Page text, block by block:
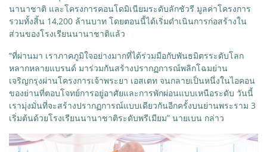
นานาชาติ และโครงการคอนโดมิเนียมระดับลักชัวรี มูลค่าโครงการ
รวมทั้งสิ้น 14,200 ล้านบาท โดยตอนนี้ได้เริ่มดำเนินการก่อสร้างใน
ส่วนของโรงเรียนนานาชาติแล้ว
“ที่ผ่านมา เราภาคภูมิใจอย่างมากที่ได้ร่วมมือกับพันธมิตรระดับโลก
หลากหลายแบรนด์ มาร่วมกันสร้างปรากฏการณ์พลิกโฉมย่าน
เจริญกรุงผ่านโครงการเจ้าพระยา เอสเตท จนกลายเป็นหนึ่งในไอคอน
ของย่านที่ตอบโจทย์การอยู่อาศัยและการพักผ่อนแบบเหนือระดับ วันนี้
เรามุ่งมั่นที่จะสร้างปรากฏการณ์แบบเดียวกันอีกครั้งบนย่านพระราม 3
เริ่มต้นด้วยโรงเรียนนานาชาติระดับพรีเมียม” นายเบน กล่าว